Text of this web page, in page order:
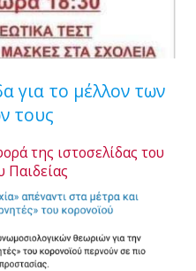
για το μέλλον των
τους
της ιστοσελίδας του
Παιδείας